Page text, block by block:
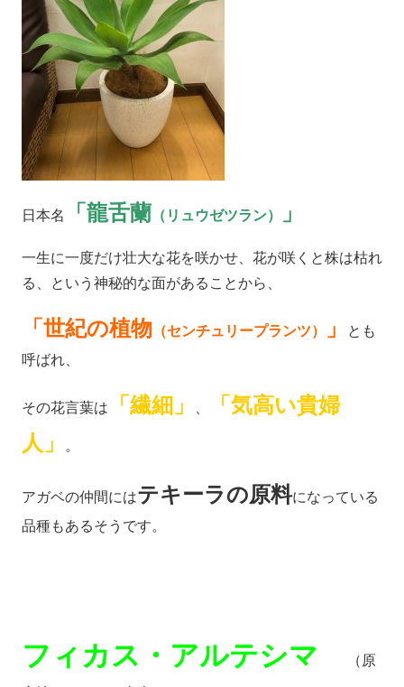
日本名 「龍舌蘭 （リュウゼツラン） 」
一生に一度だけ壮大な花を咲かせ、花が咲くと株は枯れ
る、という神秘的な面があることから、
「世紀の植物 （センチュリープランツ） 」
とも
呼ばれ、
その花言葉は 「繊細」
「気高い貴婦
人」
。
アガベの仲間にはテキーラの原料になっている
品種もあるそうです。
フィカス・アルテシマ （原